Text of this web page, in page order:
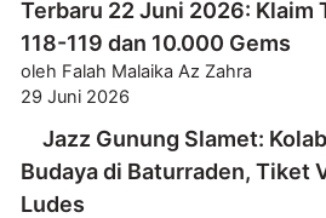
Terbaru 22 Juni 2026: Klaim
118-119 dan 10.000 Gems
oleh Falah Malaika Az Zahra
29 Juni 2026
Jazz Gunung Slamet:
Budaya di Baturraden, Tiket
Ludes